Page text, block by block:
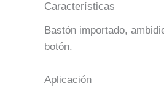
Características
Bastón importado,
botón.
Aplicación